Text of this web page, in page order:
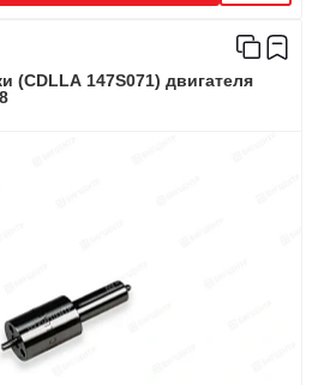
(CDLLA 147S071) двигателя